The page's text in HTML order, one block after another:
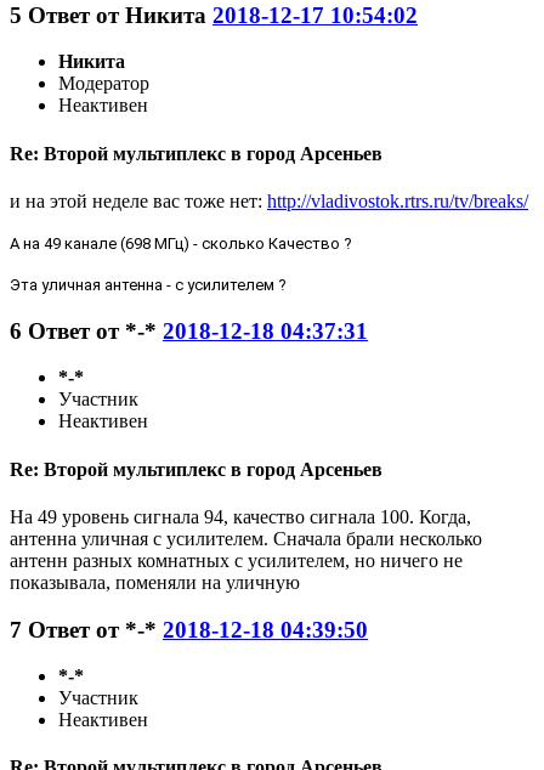
5 Ответ отНикита 2018-12-17 10:54:02
Никита
Модератор
Неактивен
Re: Второй мультиплекс в город Арсеньев
и на этой неделе вас тоже нет: http://vladivostok.rtrs.ru/tv/breaks/
А на 49 канале (698 МГц) - сколько Качество ?
Эта уличная антенна - с усилителем ?
6 Ответ от *-* 2018-12-18 04:37:31
*-*
Участник
Неактивен
Re: Второй мультиплекс в город Арсеньев
На 49 уровень сигнала 94, качество сигнала 100. Когда,
антенна уличная с усилителем. Сначала брали несколько
антенн разных комнатных с усилителем, но ничего не
показывала, поменяли на уличную
7 Ответ от *-* 2018-12-18 04:39:50
*-*
Участник
Неактивен